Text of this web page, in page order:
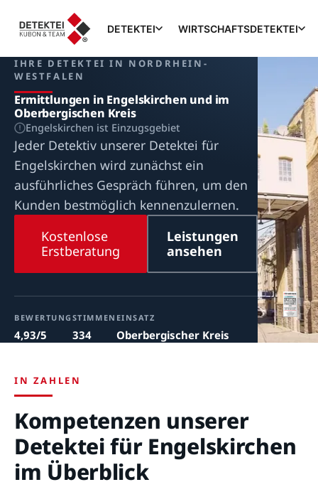
DETEKTEI WIRTSCHAFTSDETEKTEI
IHRE DETEKTEI IN NORDRHEIN-
WESTFALEN
Ermittlungen in Engelskirchen und im
Oberbergischen Kreis
Engelskirchen ist Einzugsgebiet
Jeder Detektiv unserer Detektei für
Engelskirchen wird zunächst ein
ausführliches Gespräch führen, um den
Kunden bestmöglich kennenzulernen.
Kostenlose
Erstberatung
Leistungen
ansehen
BEWERTUNG
4,93/5
STIMMEN
334
EINSATZ
Oberbergischer Kreis
IN ZAHLEN
Kompetenzen unserer
Detektei für Engelskirchen
im Überblick